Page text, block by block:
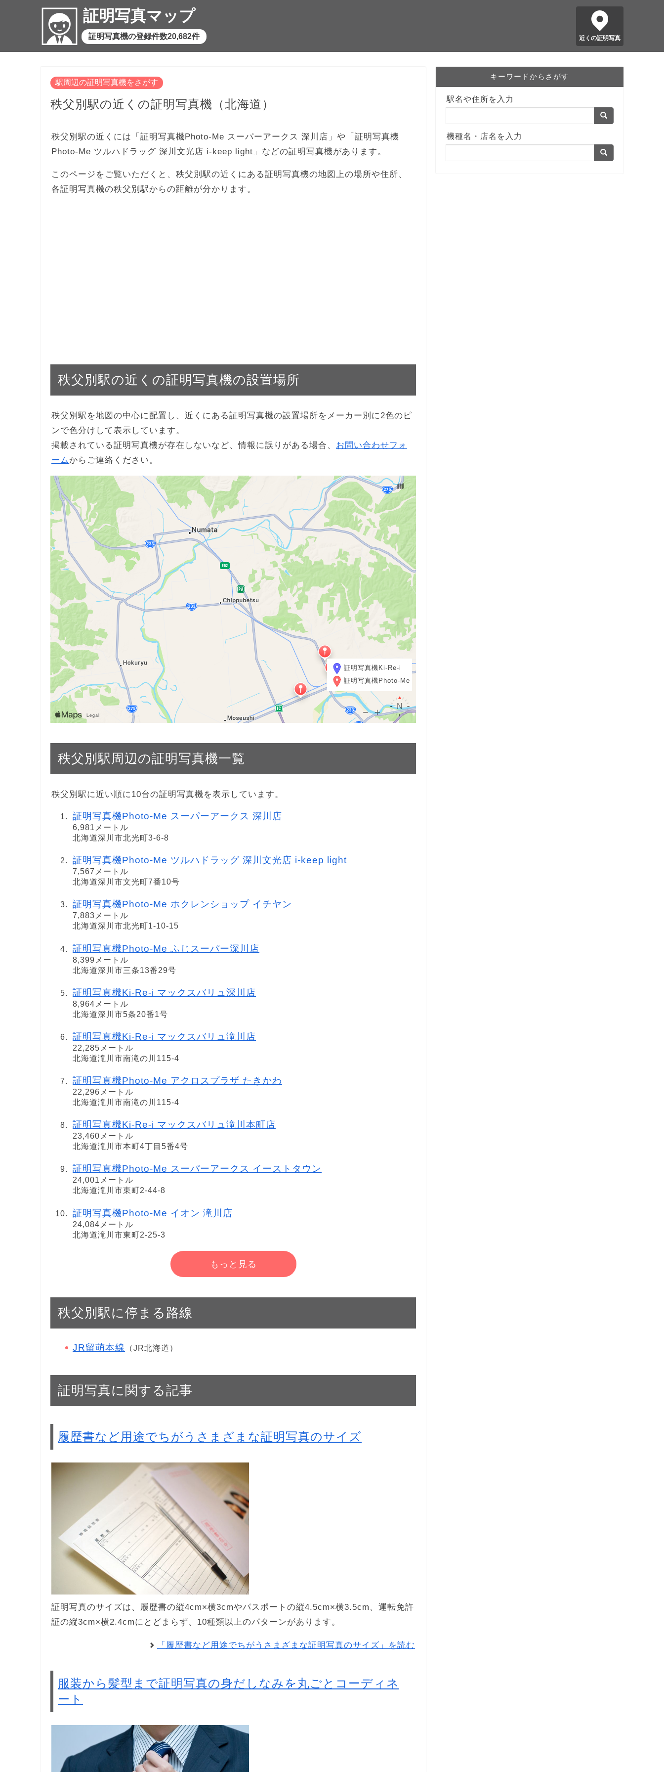
証明写真マップ
証明写真機の登録件数20,682件 近くの証明写真
駅周辺の証明写真機をさがす
秩父別駅の近くの証明写真機（北海道）
秩父別駅の近くには「証明写真機Photo-Me スーパーアークス 深川店」や「証明写真機
Photo-Me ツルハドラッグ 深川文光店 i-keep light」などの証明写真機があります。
このページをご覧いただくと、秩父別駅の近くにある証明写真機の地図上の場所や住所、
各証明写真機の秩父別駅からの距離が分かります。
秩父別駅の近くの証明写真機の設置場所
秩父別駅を地図の中心に配置し、近くにある証明写真機の設置場所をメーカー別に2色のピ
ンで色分けして表示しています。
掲載されている証明写真機が存在しないなど、情報に誤りがある場合、 お問い合わせフォ
ーム からご連絡ください。
証明写真機Ki-Re-i
証明写真機Photo-Me
秩父別駅周辺の証明写真機一覧
秩父別駅に近い順に10台の証明写真機を表示しています。
証明写真機Photo-Me スーパーアークス 深川店
6,981メートル
北海道深川市北光町3-6-8
証明写真機Photo-Me ツルハドラッグ 深川文光店 i-keep light
7,567メートル
北海道深川市文光町7番10号
証明写真機Photo-Me ホクレンショップ イチヤン
7,883メートル
北海道深川市北光町1-10-15
証明写真機Photo-Me ふじスーパー深川店
8,399メートル
北海道深川市三条13番29号
証明写真機Ki-Re-i マックスバリュ深川店
8,964メートル
北海道深川市5条20番1号
証明写真機Ki-Re-i マックスバリュ滝川店
22,285メートル
北海道滝川市南滝の川115-4
証明写真機Photo-Me アクロスプラザ たきかわ
22,296メートル
北海道滝川市南滝の川115-4
証明写真機Ki-Re-i マックスバリュ滝川本町店
23,460メートル
北海道滝川市本町4丁目5番4号
証明写真機Photo-Me スーパーアークス イーストタウン
24,001メートル
北海道滝川市東町2-44-8
証明写真機Photo-Me イオン 滝川店
24,084メートル
北海道滝川市東町2-25-3
もっと見る
秩父別駅に停まる路線
JR留萌本線 （JR北海道）
証明写真に関する記事
履歴書など用途でちがうさまざまな証明写真のサイズ
証明写真のサイズは、履歴書の縦4cm×横3cmやパスポートの縦4.5cm×横3.5cm、運転免許
証の縦3cm×横2.4cmにとどまらず、10種類以上のパターンがあります。
「履歴書など用途でちがうさまざまな証明写真のサイズ」を読む
服装から髪型まで証明写真の身だしなみを丸ごとコーディネ
ート
キーワードからさがす
駅名や住所を入力
機種名・店名を入力